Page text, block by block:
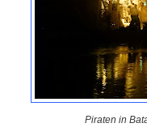
Piraten in